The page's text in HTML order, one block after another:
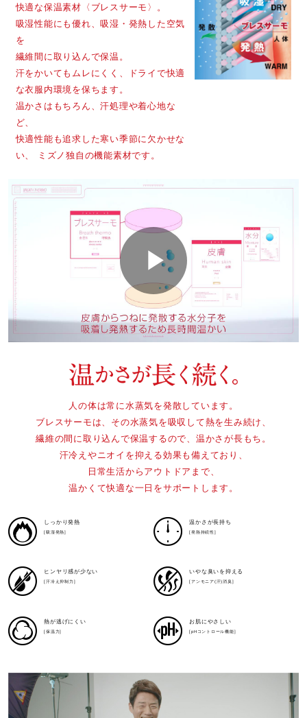
ミャンマー製
発売シーズン
2023年秋冬
快適な保温素材〈ブレスサーモ〉。
吸湿性能にも優れ、吸湿・発熱した空気
を
繊維間に取り込んで保温。
汗をかいてもムレにくく、ドライで快適
な衣服内環境を保ちます。
温かさはもちろん、汗処理や着心地な
ど、
快適性能も追求した寒い季節に欠かせな
い、
ミズノ独自の機能素材です。
P
l
a
y
d
人の体は常に水蒸気を発散しています。
ブレスサーモは、その水蒸気を吸収して熱を生み続け、
繊維の間に取り込んで保温するので、温かさが長もち。
汗冷えやニオイを抑える効果も備えており、
日常生活からアウトドアまで、
温かくて快適な一日をサポートします。
しっかり発熱
[吸湿発熱]
温かさが長持ち
[発熱持続性]
ヒンヤリ感が少ない
[汗冷え抑制力]
いやな臭いを抑える
[アンモニア(汗)消臭]
熱が逃げにくい
[保温力]
お肌にやさしい
[pHコントロール機能]